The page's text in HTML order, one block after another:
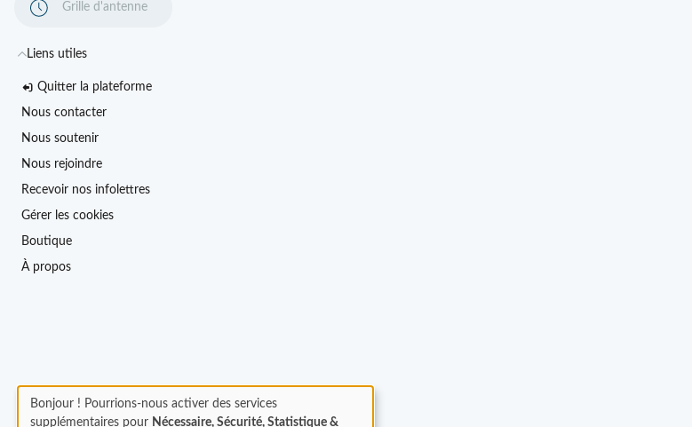
Grille d'antenne
Liens utiles
Quitter la plateforme
Nous contacter
Nous soutenir
Nous rejoindre
Recevoir nos infolettres
Gérer les cookies
Boutique
À propos
Bonjour ! Pourrions-nous activer des services
supplémentaires pour Nécessaire, Sécurité, Statistique &